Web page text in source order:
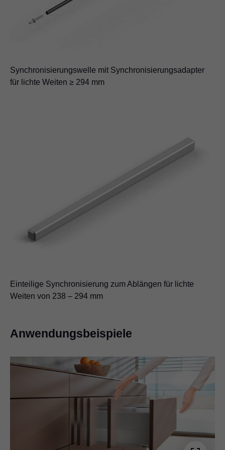
Synchronisierungswelle mit Synchronisierungsadapter
für lichte Weiten ≥ 294 mm
Einteilige Synchronisierung zum Ablängen für lichte
Weiten von 238 – 294 mm
Anwendungsbeispiele